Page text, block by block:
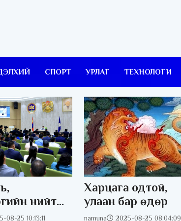
СПОРТ УРЛАГ ТЕХНОЛОГИ
нийт
камер,
08-25 10:13:11
Харцага одтой,
улаан бар өдөр
namuna 2025-08-25 08:04:09